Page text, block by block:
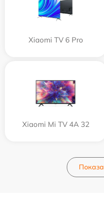
Xiaomi TV 6 Pro
Xiaomi Mi TV 4A 32